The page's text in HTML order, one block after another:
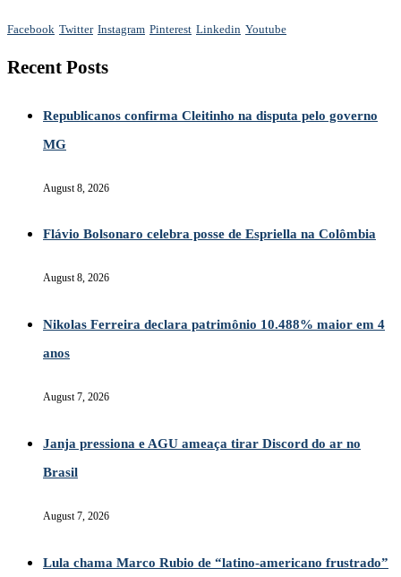
Facebook Twitter Instagram Pinterest Linkedin Youtube
Recent Posts
Republicanos confirma Cleitinho na disputa pelo governo
MG
August 8, 2026
Flávio Bolsonaro celebra posse de Espriella na Colômbia
August 8, 2026
Nikolas Ferreira declara patrimônio 10.488% maior em 4
anos
August 7, 2026
Janja pressiona e AGU ameaça tirar Discord do ar no
Brasil
August 7, 2026
Lula chama Marco Rubio de “latino-americano frustrado”